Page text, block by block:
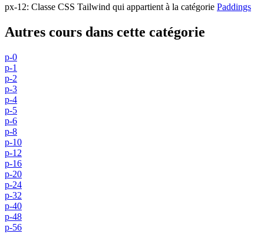
px-12: Classe CSS Tailwind qui appartient à la catégorie Paddings
Autres cours dans cette catégorie
p-0
p-1
p-2
p-3
p-4
p-5
p-6
p-8
p-10
p-12
p-16
p-20
p-24
p-32
p-40
p-48
p-56